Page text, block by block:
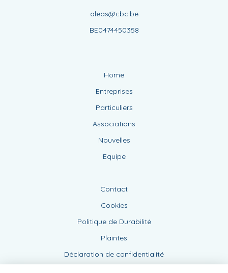
aleas@cbc.be
BE0474450358
Home
Entreprises
Particuliers
Associations
Nouvelles
Equipe
Contact
Cookies
Politique de Durabilité
Plaintes
Déclaration de confidentialité